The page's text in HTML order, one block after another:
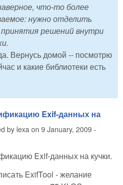
что-то более
нужно отделить
решений внутри
Вернусь домой -- посмотрю
и какие библиотеки есть
Exif-данных на
by lexa on 9 January, 2009 -
Exif-данных на кучки.
ExifTool - желание